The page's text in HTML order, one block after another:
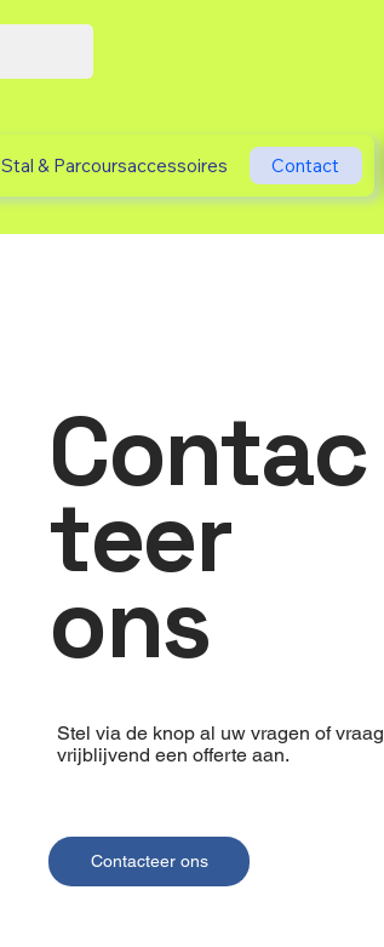
Stal & Parcoursaccessoires Contact
Contac
teer
ons
Stel via de knop al uw vragen of vraag
vrijblijvend een offerte aan.
Contacteer ons